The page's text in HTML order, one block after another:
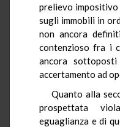
prelievo impositivo
sugli immobili in
non ancora
contenzioso fra i
ancora
accertamento ad
Quanto alla
prospettata
eguaglianza e di